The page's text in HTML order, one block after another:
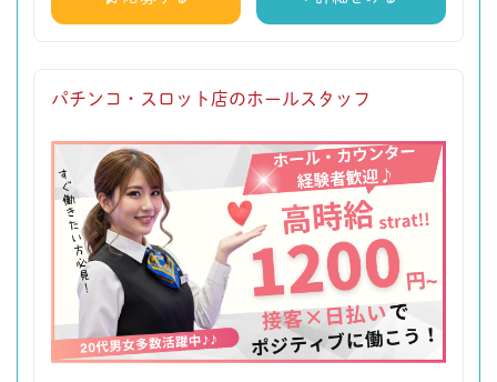
パチンコ・スロット店のホールスタッフ